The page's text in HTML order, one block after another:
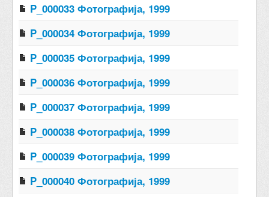
P_000033 Фотографија, 1999
P_000034 Фотографија, 1999
P_000035 Фотографија, 1999
P_000036 Фотографија, 1999
P_000037 Фотографија, 1999
P_000038 Фотографија, 1999
P_000039 Фотографија, 1999
P_000040 Фотографија, 1999